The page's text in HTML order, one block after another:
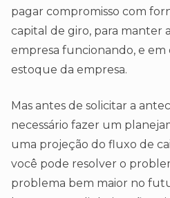
pagar compromisso com
capital de giro, para manter
empresa funcionando, e em
estoque da empresa.
Mas antes de solicitar a
necessário fazer um
uma projeção do fluxo de
você pode resolver o
problema bem maior no